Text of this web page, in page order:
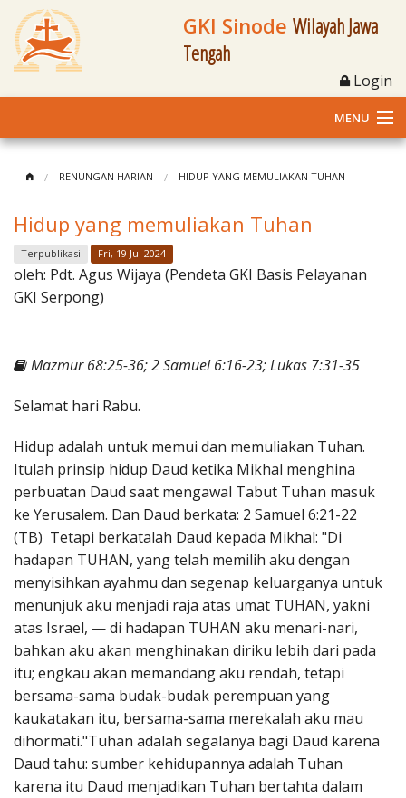
GKI Sinode Wilayah Jawa
Tengah
Login
MENU
Klasis dan Jemaat
Berita Kegiatan
Materi
RENUNGAN HARIAN HIDUP YANG MEMULIAKAN TUHAN
Hidup yang memuliakan Tuhan
Terpublikasi Fri, 19 Jul 2024
oleh: Pdt. Agus Wijaya (Pendeta GKI Basis Pelayanan
GKI Serpong)
Mazmur 68:25-36; 2 Samuel 6:16-23; Lukas 7:31-35
Selamat hari Rabu.
Hidup adalah untuk memui dan memuliakan Tuhan.
Itulah prinsip hidup Daud ketika Mikhal menghina
perbuatan Daud saat mengawal Tabut Tuhan masuk
ke Yerusalem. Dan Daud berkata: 2 Samuel 6:21-22
(TB) Tetapi berkatalah Daud kepada Mikhal: "Di
hadapan TUHAN, yang telah memilih aku dengan
menyisihkan ayahmu dan segenap keluarganya untuk
menunjuk aku menjadi raja atas umat TUHAN, yakni
atas Israel, — di hadapan TUHAN aku menari-nari,
bahkan aku akan menghinakan diriku lebih dari pada
itu; engkau akan memandang aku rendah, tetapi
bersama-sama budak-budak perempuan yang
kaukatakan itu, bersama-sama merekalah aku mau
dihormati."Tuhan adalah segalanya bagi Daud karena
Daud tahu: sumber kehidupannya adalah Tuhan
karena itu Daud menjadikan Tuhan bertahta dalam